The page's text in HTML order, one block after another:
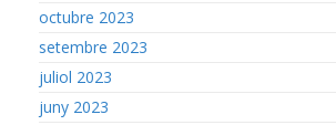
octubre 2023
setembre 2023
juliol 2023
juny 2023